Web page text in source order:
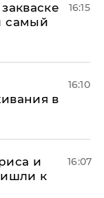
самый
16:15
в
16:10
и
к
16:07